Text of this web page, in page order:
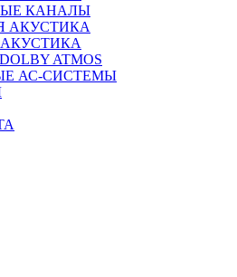
КАНАЛЫ
АКУСТИКА
ATMOS
АС-СИСТЕМЫ